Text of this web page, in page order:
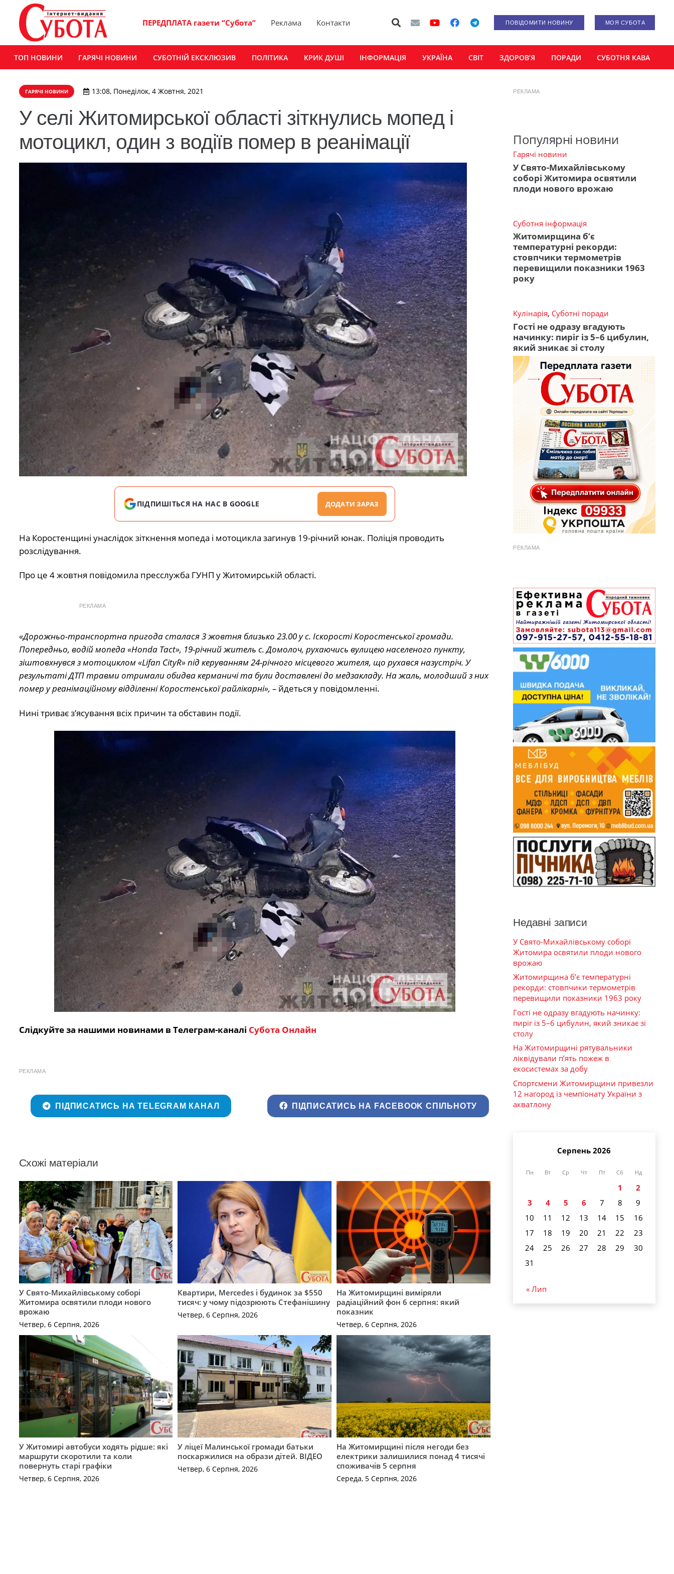
ПЕРЕДПЛАТА газети “Субота” Реклама Контакти ПОВІДОМИТИ НОВИНУ МОЯ СУБОТА
ТОП НОВИНИ ГАРЯЧІ НОВИНИ СУБОТНІЙ ЕКСКЛЮЗИВ ПОЛІТИКА КРИК ДУШІ ІНФОРМАЦІЯ УКРАЇНА СВІТ ЗДОРОВ’Я ПОРАДИ СУБОТНЯ КАВА
ГАРЯЧІ НОВИНИ 13:08, Понеділок, 4 Жовтня, 2021
У селі Житомирської області зіткнулись мопед і
мотоцикл, один з водіїв помер в реанімації
ПІДПИШІТЬСЯ НА НАС В GOOGLE ДОДАТИ ЗАРАЗ
На Коростенщині унаслідок зіткнення мопеда і мотоцикла загинув 19-річний юнак. Поліція проводить
розслідування.
Про це 4 жовтня повідомила пресслужба ГУНП у Житомирській області.
РЕКЛАМА
«Дорожньо-транспортна пригода сталася 3 жовтня близько 23.00 у с. Іскорості Коростенської громади.
Попередньо, водій мопеда «Honda Tact», 19-річний житель с. Домолоч, рухаючись вулицею населеного пункту,
зіштовхнувся з мотоциклом «Lifan CityR» під керуванням 24-річного місцевого жителя, що рухався назустріч. У
результаті ДТП травми отримали обидва керманичі та були доставлені до медзакладу. На жаль, молодший з них
помер у реанімаційному відділенні Коростенської райлікарні», –йдеться у повідомленні.
Нині триває з’ясування всіх причин та обставин події.
Слідкуйте за нашими новинами в Телеграм-каналі Субота Онлайн
РЕКЛАМА
ПІДПИСАТИСЬ НА TELEGRAM КАНАЛ ПІДПИСАТИСЬ НА FACEBOOK СПІЛЬНОТУ
Схожі матеріали
У Свято-Михайлівському соборі
Житомира освятили плоди нового
врожаю
Четвер, 6 Серпня, 2026
Квартири, Mercedes і будинок за $550
тисяч: у чому підозрюють Стефанішину
Четвер, 6 Серпня, 2026
На Житомирщині виміряли
радіаційний фон 6 серпня: який
показник
Четвер, 6 Серпня, 2026
У Житомирі автобуси ходять рідше: які
маршрути скоротили та коли
повернуть старі графіки
Четвер, 6 Серпня, 2026
У ліцеї Малинської громади батьки
поскаржилися на образи дітей. ВІДЕО
Четвер, 6 Серпня, 2026
На Житомирщині після негоди без
електрики залишилися понад 4 тисячі
споживачів 5 серпня
Середа, 5 Серпня, 2026
РЕКЛАМА
Популярні новини
Гарячі новини
У Свято-Михайлівському
соборі Житомира освятили
плоди нового врожаю
Суботня інформація
Житомирщина б’є
температурні рекорди:
стовпчики термометрів
перевищили показники 1963
року
Кулінарія, Суботні поради
Гості не одразу вгадують
начинку: пиріг із 5–6 цибулин,
який зникає зі столу
РЕКЛАМА
Недавні записи
У Свято-Михайлівському соборі
Житомира освятили плоди нового
врожаю
Житомирщина б’є температурні
рекорди: стовпчики термометрів
перевищили показники 1963 року
Гості не одразу вгадують начинку:
пиріг із 5–6 цибулин, який зникає зі
столу
На Житомирщині рятувальники
ліквідували п’ять пожеж в
екосистемах за добу
Спортсмени Житомирщини привезли
12 нагород із чемпіонату України з
акватлону
Серпень 2026
Пн Вт Ср Чт Пт Сб Нд
1
2
3
4 5 6 7 8
9
10
11 12 13 14 15
16
17
18 19 20 21 22
23
24
25 26 27 28 29
30
31
« Лип